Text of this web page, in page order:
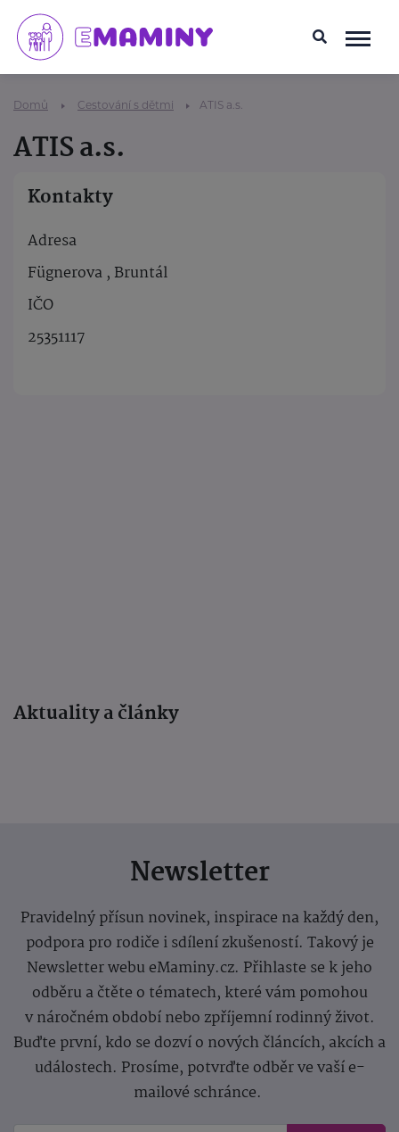
Domů Cestování s dětmi ATIS a.s.
ATIS a.s.
Kontakty
Adresa
Fügnerova , Bruntál
IČO
25351117
Aktuality a články
Newsletter
Pravidelný přísun novinek, inspirace na každý den,
podpora pro rodiče i sdílení zkušeností. Takový je
Newsletter webu eMaminy.cz. Přihlaste se k jeho
odběru a čtěte o tématech, které vám pomohou
v náročném období nebo zpříjemní rodinný život.
Buďte první, kdo se dozví o nových článcích, akcích a
událostech. Prosíme, potvrďte odběr ve vaší e-
mailové schránce.